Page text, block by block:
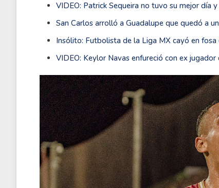
VIDEO: Patrick Sequeira no tuvo su mejor día
San Carlos arrolló a Guadalupe que quedó a
Insólito: Futbolista de la Liga MX cayó en
VIDEO: Keylor Navas enfureció con ex